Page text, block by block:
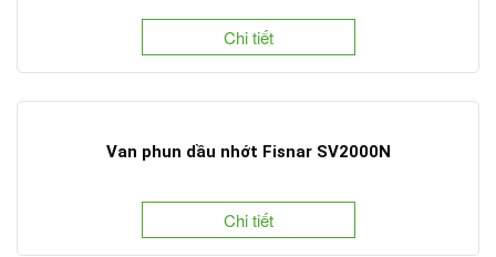
Chi tiết
Van phun dầu nhớt Fisnar SV2000N
Chi tiết